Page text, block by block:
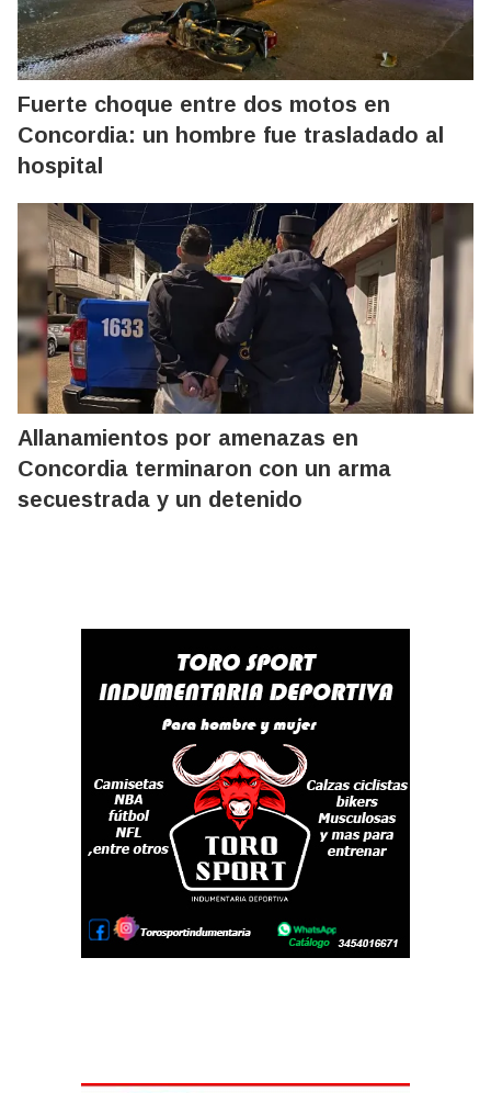
Fuerte choque entre dos motos en
Concordia: un hombre fue trasladado al
hospital
Allanamientos por amenazas en
Concordia terminaron con un arma
secuestrada y un detenido